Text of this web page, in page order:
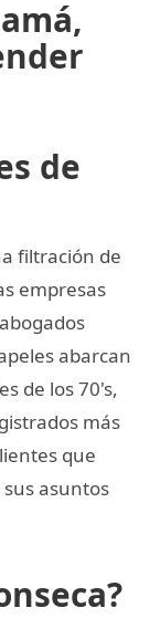
de
filtración de
empresas
abarcan
de los 70's,
más
que
asuntos